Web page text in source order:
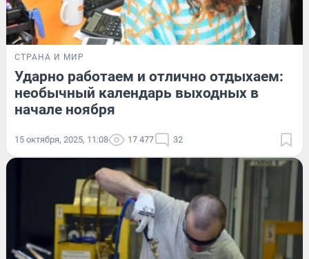
СТРАНА И МИР
Ударно работаем и отлично отдыхаем:
необычный календарь выходных в
начале ноября
15 октября, 2025, 11:08 17 477 32